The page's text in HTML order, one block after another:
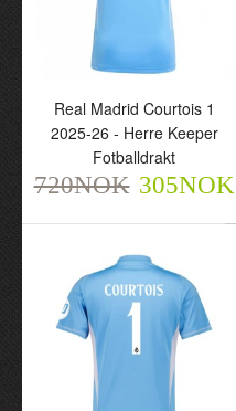
Real Madrid Courtois 1
2025-26 - Herre Keeper
Fotballdrakt
Real Madrid Courtois 1
2025-26 - Herre Keeper
Fotballdrakt
720NOK 305NOK